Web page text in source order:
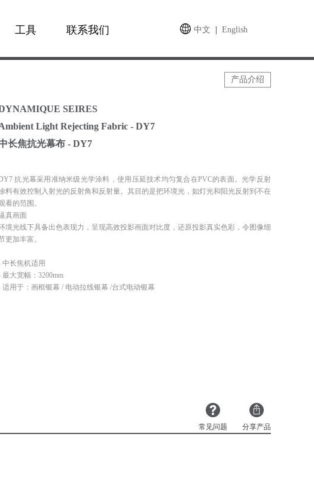
工具 联系我们 中文 English
产品介绍
SEIRES
Light Rejecting Fabric - DY7
长焦抗光幕布 - DY7
抗光幕采用准纳米级光学涂料，使用压延技术均匀复合在PVC的表面。光学反射
料有效控制入射光的反射角和反射量。其目的是把环境光，如灯光和阳光反射到不在
看的范围。
真画面
境光线下具备出色表现力，呈现高效投影画面对比度，还原投影真实色彩，令图像细
更加丰富。
中长焦机适用
最大宽幅：3200mm
适用于：画框银幕 / 电动拉线银幕 /台式电动银幕
常见问题 分享产品